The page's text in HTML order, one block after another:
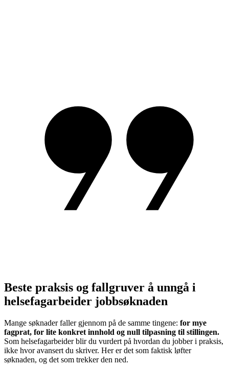
Beste praksis og fallgruver å unngå i
helsefagarbeider jobbsøknaden
Mange søknader faller gjennom på de samme tingene: for mye
fagprat, for lite konkret innhold og null tilpasning til stillingen.
Som helsefagarbeider blir du vurdert på hvordan du jobber i praksis,
ikke hvor avansert du skriver. Her er det som faktisk løfter
søknaden, og det som trekker den ned.